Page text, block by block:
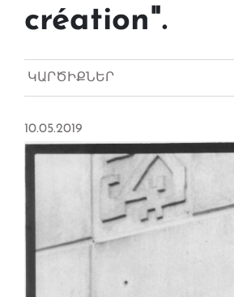
création".
ԿԱՐԾԻՔՆԵՐ
10.05.2019